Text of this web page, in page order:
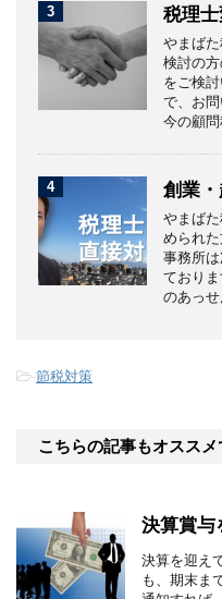
3 税理
やまば
検討の
をご検
で、お
今の顧
4 創業
やまば
められ
事務所
ており
のあっ
-節税対策
こちらの記事もオススメ
決算賞与
決算を迎え
も、期末ま